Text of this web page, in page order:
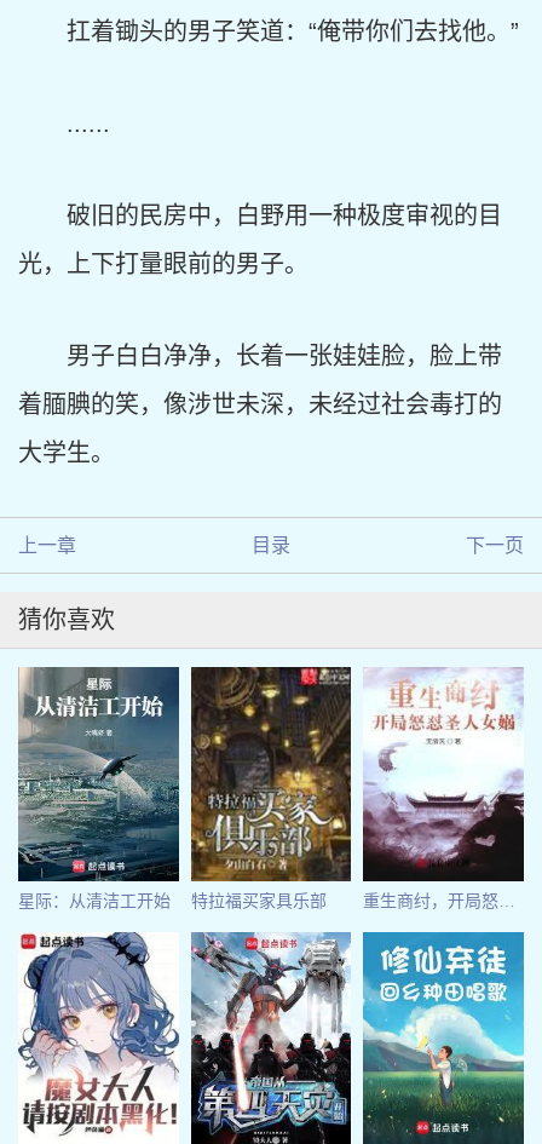
扛着锄头的男子笑道：“俺带你们去找他。”
......
破旧的民房中，白野用一种极度审视的目
光，上下打量眼前的男子。
男子白白净净，长着一张娃娃脸，脸上带
着腼腆的笑，像涉世未深，未经过社会毒打的
大学生。
上一章 目录 下一页
猜你喜欢
星际：从清洁工开始 特拉福买家具乐部